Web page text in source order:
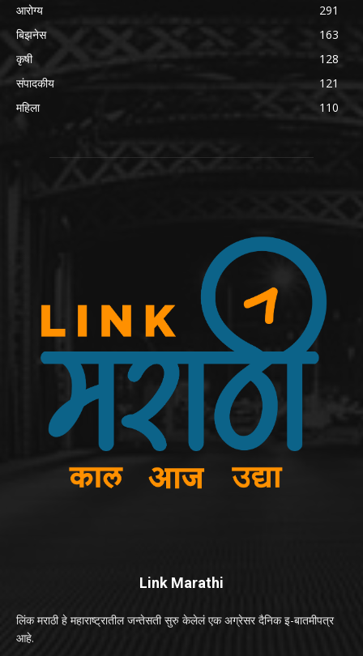
आरोग्य
291
बिझनेस
163
कृषी
128
संपादकीय
121
महिला
110
Link Marathi
लिंक मराठी हे महाराष्ट्रातील जन्तेसती सुरु केलेलं एक अग्रेसर दैनिक इ-बातमीपत्र
आहे.